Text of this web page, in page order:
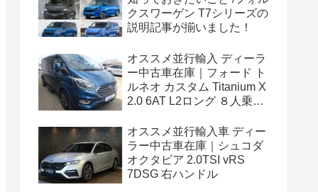
クスワーゲン T7シリーズの
説明記事が揃いました！
オススメ並行輸入 ディーラ
ー中古車在庫｜フォード ト
ルネオ カスタム Titanium X
2.0 6AT L2ロング ８人乗り
オススメ並行輸入車 ディー
ラー中古車在庫｜シュコダ
オクタビア 2.0TSI vRS
7DSG 右ハンドル